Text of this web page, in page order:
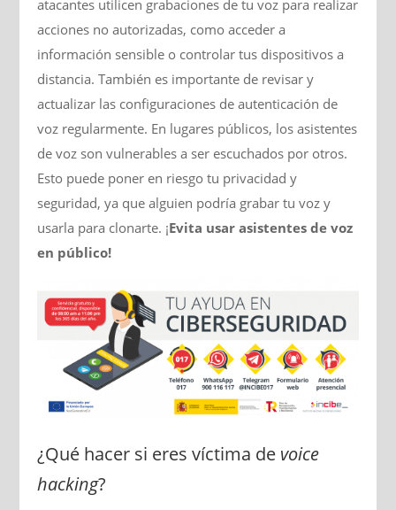
atacantes utilicen grabaciones de tu voz para realizar
acciones no autorizadas, como acceder a
información sensible o controlar tus dispositivos a
distancia. También es importante de revisar y
actualizar las configuraciones de autenticación de
voz regularmente. En lugares públicos, los asistentes
de voz son vulnerables a ser escuchados por otros.
Esto puede poner en riesgo tu privacidad y
seguridad, ya que alguien podría grabar tu voz y
usarla para clonarte. ¡Evita usar asistentes de voz
en público!
¿Qué hacer si eres víctima de voice
hacking?